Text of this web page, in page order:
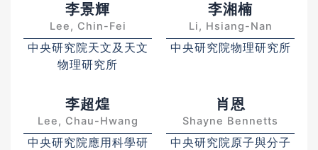
李景輝
Lee, Chin-Fei
中央研究院天文及天文
物理研究所
李湘楠
Li, Hsiang-Nan
中央研究院物理研究所
李超煌
Lee, Chau-Hwang
中央研究院應用科學研
肖恩
Shayne Bennetts
中央研究院原子與分子